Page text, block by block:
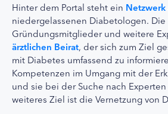
Hinter dem Portal steht ein Netzwerk
niedergelassenen Diabetologen. Die
Gründungsmitglieder und weitere
ärztlichen Beirat, der sich zum Ziel
mit Diabetes umfassend zu
Kompetenzen im Umgang mit der
und sie bei der Suche nach
weiteres Ziel ist die Vernetzung von